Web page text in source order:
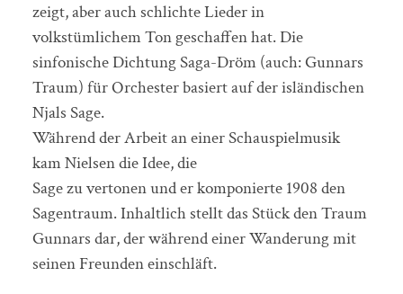
zeigt, aber auch schlichte Lieder in
volkstümlichem Ton geschaffen hat. Die
sinfonische Dichtung Saga-Dröm (auch: Gunnars
Traum) für Orchester basiert auf der isländischen
Njals Sage.
Während der Arbeit an einer Schauspielmusik
kam Nielsen die Idee, die
Sage zu vertonen und er komponierte 1908 den
Sagentraum. Inhaltlich stellt das Stück den Traum
Gunnars dar, der während einer Wanderung mit
seinen Freunden einschläft.